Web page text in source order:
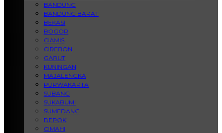
BANDUNG
BANDUNG BARAT
BEKASI
BOGOR
CIAMIS
CIREBON
GARUT
KUNINGAN
MAJALENGKA
PURWAKARTA
SUBANG
SUKABUMI
SUMEDANG
DEPOK
CIMAHI